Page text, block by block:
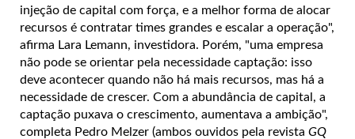
injeção de capital com força, e a melhor forma de alocar
recursos é contratar times grandes e escalar a operação",
afirma Lara Lemann, investidora. Porém, "uma empresa
não pode se orientar pela necessidade captação: isso
deve acontecer quando não há mais recursos, mas há a
necessidade de crescer. Com a abundância de capital, a
captação puxava o crescimento, aumentava a ambição",
completa Pedro Melzer (ambos ouvidos pela revista GQ